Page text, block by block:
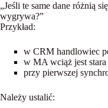
„Jeśli te same dane różnią
wygrywa?”
Przykład:
w CRM handlowiec
w MA wciąż jest stara
przy pierwszej
Należy ustalić: